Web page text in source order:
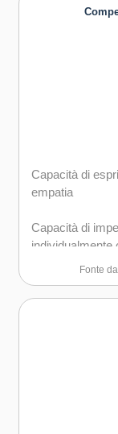
Capacità di
empatia
Capacità di
individualmente
immaginare
Fonte